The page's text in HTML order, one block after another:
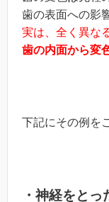
歯の表面への影
実は、全く異な
歯の内面から変
下記にその例を
・神経をとっ